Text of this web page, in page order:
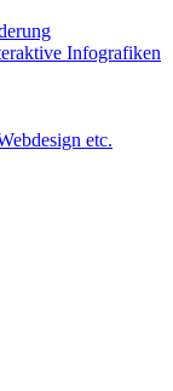
Infografiken
etc.